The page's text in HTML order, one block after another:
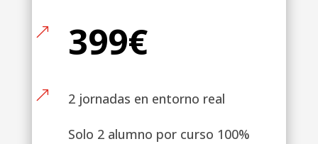
& 399€
& 2 jornadas en entorno real
Solo 2 alumno por curso 100%